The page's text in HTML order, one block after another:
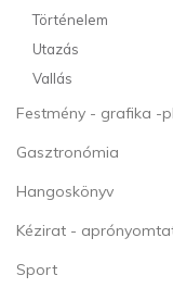
Történelem
Utazás
Vallás
Festmény - grafika -
Gasztronómia
Hangoskönyv
Kézirat -
Sport